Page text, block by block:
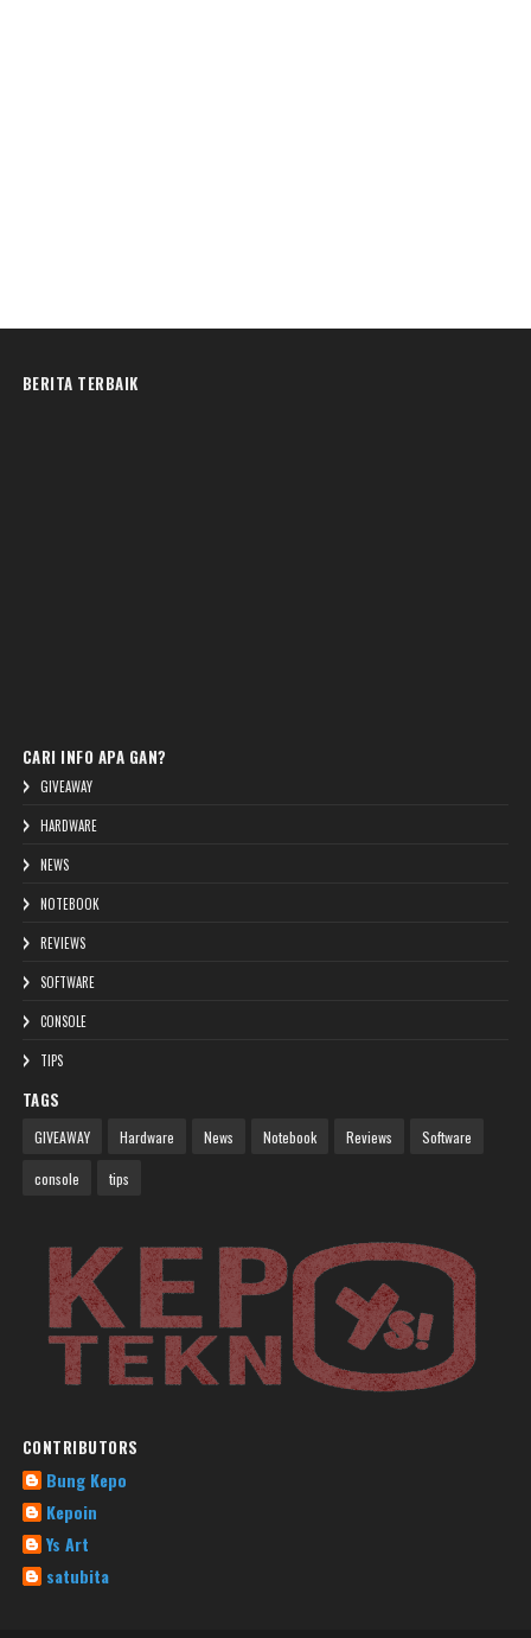
BERITA TERBAIK
CARI INFO APA GAN?
GIVEAWAY
HARDWARE
NEWS
NOTEBOOK
REVIEWS
SOFTWARE
CONSOLE
TIPS
TAGS
GIVEAWAY Hardware News Notebook Reviews Software
console tips
CONTRIBUTORS
Bung Kepo
Kepoin
Ys Art
satubita